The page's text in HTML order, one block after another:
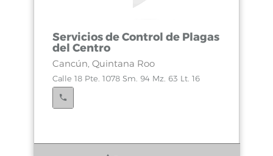
Servicios de Control de Plagas
del Centro
Cancún, Quintana Roo
Calle 18 Pte. 1078 Sm. 94 Mz. 63 Lt. 16